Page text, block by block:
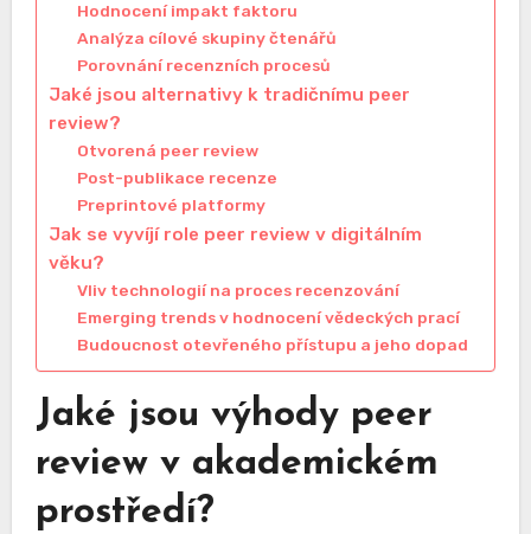
Hodnocení impakt faktoru
Analýza cílové skupiny čtenářů
Porovnání recenzních procesů
Jaké jsou alternativy k tradičnímu peer
review?
Otvorená peer review
Post-publikace recenze
Preprintové platformy
Jak se vyvíjí role peer review v digitálním
věku?
Vliv technologií na proces recenzování
Emerging trends v hodnocení vědeckých prací
Budoucnost otevřeného přístupu a jeho dopad
Jaké jsou výhody peer
review v akademickém
prostředí?